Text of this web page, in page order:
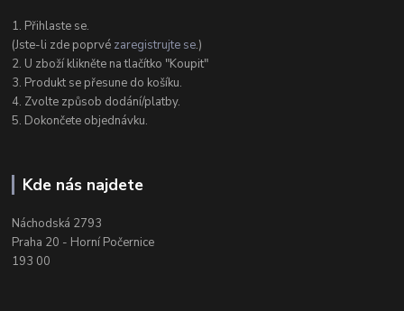
1. Přihlaste se.
(Jste-li zde poprvé zaregistrujte se.)
2. U zboží klikněte na tlačítko "Koupit"
3. Produkt se přesune do košíku.
4. Zvolte způsob dodání/platby.
5. Dokončete objednávku.
Kde nás najdete
Náchodská 2793
Praha 20 - Horní Počernice
193 00